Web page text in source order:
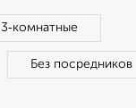
3‑комнатные
Без посредников